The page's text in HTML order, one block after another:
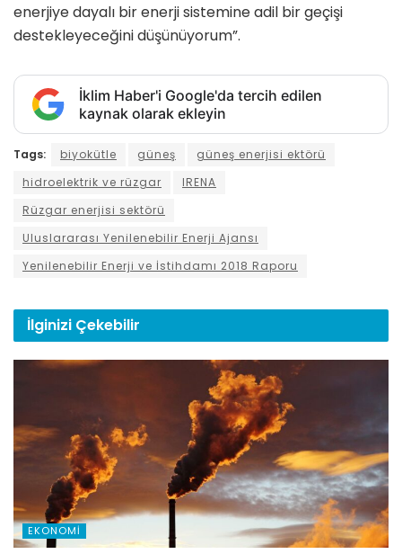
enerjiye dayalı bir enerji sistemine adil bir geçişi
destekleyeceğini düşünüyorum”.
İklim Haber'i Google'da tercih edilen
kaynak olarak ekleyin
Tags: biyokütle güneş
güneş enerjisi ektörü
hidroelektrik ve rüzgar
IRENA
Rüzgar enerjisi sektörü
Uluslararası Yenilenebilir Enerji Ajansı
Yenilenebilir Enerji ve İstihdamı 2018 Raporu
İlginizi Çekebilir
EKONOMI